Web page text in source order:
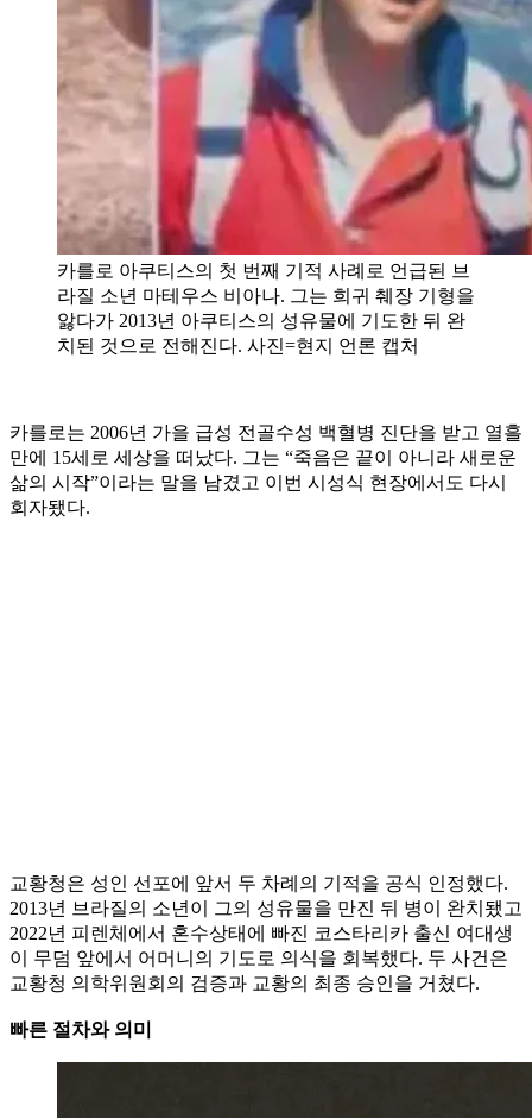
카를로 아쿠티스의 첫 번째 기적 사례로 언급된 브
라질 소년 마테우스 비아나. 그는 희귀 췌장 기형을
앓다가 2013년 아쿠티스의 성유물에 기도한 뒤 완
치된 것으로 전해진다. 사진=현지 언론 캡처
카를로는 2006년 가을 급성 전골수성 백혈병 진단을 받고 열흘
만에 15세로 세상을 떠났다. 그는 “죽음은 끝이 아니라 새로운
삶의 시작”이라는 말을 남겼고 이번 시성식 현장에서도 다시
회자됐다.
교황청은 성인 선포에 앞서 두 차례의 기적을 공식 인정했다.
2013년 브라질의 소년이 그의 성유물을 만진 뒤 병이 완치됐고
2022년 피렌체에서 혼수상태에 빠진 코스타리카 출신 여대생
이 무덤 앞에서 어머니의 기도로 의식을 회복했다. 두 사건은
교황청 의학위원회의 검증과 교황의 최종 승인을 거쳤다.
빠른 절차와 의미